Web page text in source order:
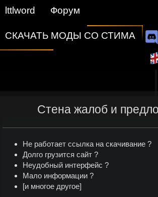
lttlword Форум
СКАЧАТЬ МОДЫ СО СТИМА
Стена жалоб и
Не работает ссылка на скачивание ?
Долго грузится сайт ?
Неудобный интерфейс ?
Мало информации ?
[и многое другое]